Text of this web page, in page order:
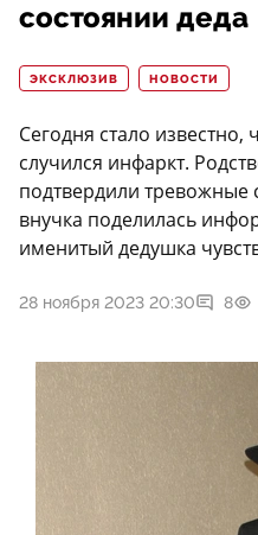
состоянии деда
ЭКСКЛЮЗИВ НОВОСТИ
Сегодня стало известно,
случился инфаркт.
подтвердили
внучка поделилась
именитый дедушка
28 ноября 2023 20:30 8